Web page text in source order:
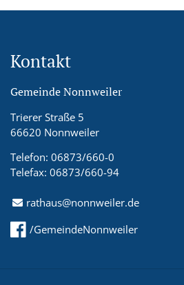
Kontakt
Gemeinde Nonnweiler
Trierer Straße 5
66620 Nonnweiler
Telefon: 06873/660-0
Telefax: 06873/660-94
rathaus@nonnweiler.de
/GemeindeNonnweiler